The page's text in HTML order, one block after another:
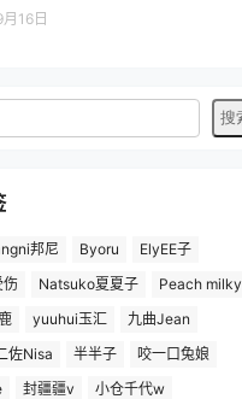
16日
邦尼 Byoru
ElyEE子
伤
Natsuko夏夏子
Peach milky
yuuhui玉汇
九曲Jean
佐Nisa 半半子
咬一口兔娘
封疆疆v
小仓千代w